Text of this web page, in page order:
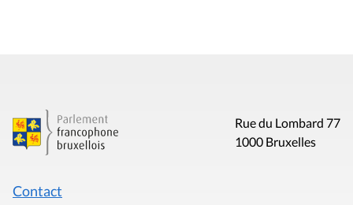
Rue du Lombard 77
1000 Bruxelles
Contact